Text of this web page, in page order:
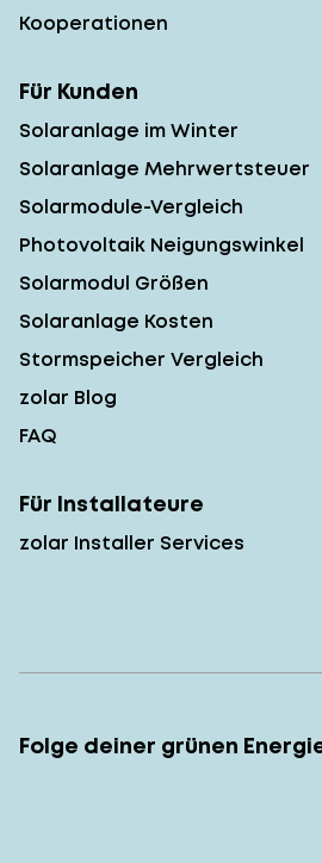
Kooperationen
Für Kunden
Solaranlage im Winter
Solaranlage Mehrwertsteuer
Solarmodule-Vergleich
Photovoltaik Neigungswinkel
Solarmodul Größen
Solaranlage Kosten
Stormspeicher Vergleich
zolar Blog
FAQ
Für Installateure
zolar Installer Services
Folge deiner grünen